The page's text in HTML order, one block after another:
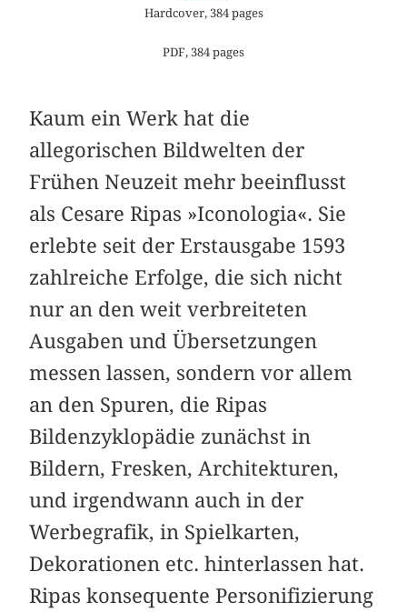
Hardcover, 384 pages
PDF, 384 pages
Kaum ein Werk hat die
allegorischen Bildwelten der
Frühen Neuzeit mehr beeinflusst
als Cesare Ripas »Iconologia«. Sie
erlebte seit der Erstausgabe 1593
zahlreiche Erfolge, die sich nicht
nur an den weit verbreiteten
Ausgaben und Übersetzungen
messen lassen, sondern vor allem
an den Spuren, die Ripas
Bildenzyklopädie zunächst in
Bildern, Fresken, Architekturen,
und irgendwann auch in der
Werbegrafik, in Spielkarten,
Dekorationen etc. hinterlassen hat.
Ripas konsequente Personifizierung